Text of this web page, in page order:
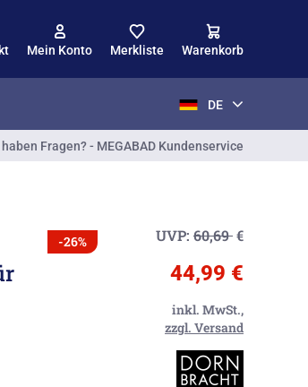
Mein Konto Merkliste Warenkorb
DE
Fragen? - MEGABAD Kundenservice
-26% UVP: 60,69€
44,99 €
inkl. MwSt.,
zzgl. Versand